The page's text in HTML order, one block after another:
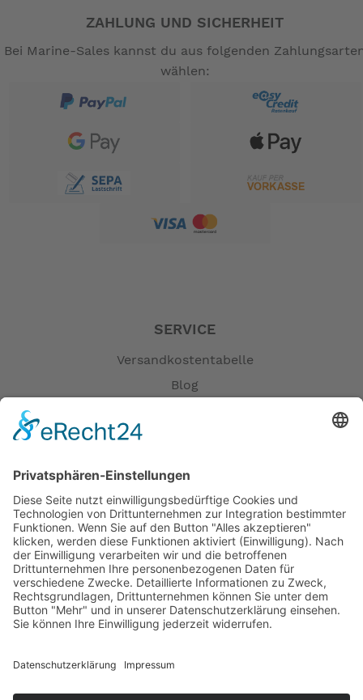
ZAHLUNG UND SICHERHEIT
Bei Marine-Sales kannst du aus folgenden
wählen:
SERVICE
Versandkostentabelle
Blog
Öffnungszeiten
Versandpartner
Verfügbarkeiten
Zahlung und Versand
Datenschutz
Fernabsatz
Widerrufsrecht bei Reparatur